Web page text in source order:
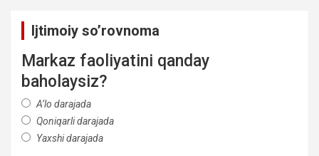
Ijtimoiy so’rovnoma
Markaz faoliyatini qanday
baholaysiz?
A’lo darajada
Qoniqarli darajada
Yaxshi darajada